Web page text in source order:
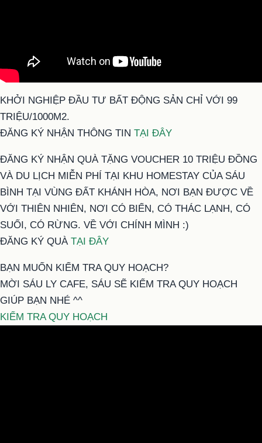
KHỞI NGHIỆP ĐẦU TƯ BẤT ĐỘNG SẢN CHỈ VỚI 99
TRIỆU/1000M2.
ĐĂNG KÝ NHẬN THÔNG TIN TẠI ĐÂY
ĐĂNG KÝ NHẬN QUÀ TẶNG VOUCHER 10 TRIỆU ĐỒNG
VÀ DU LỊCH MIỄN PHÍ TẠI KHU HOMESTAY CỦA SÁU
BÌNH TẠI VÙNG ĐẤT KHÁNH HÒA, NƠI BẠN ĐƯỢC VỀ
VỚI THIÊN NHIÊN, NƠI CÓ BIỂN, CÓ THÁC LẠNH, CÓ
SUỐI, CÓ RỪNG. VỀ VỚI CHÍNH MÌNH :)
ĐĂNG KÝ QUÀ TẠI ĐÂY
BẠN MUỐN KIỂM TRA QUY HOẠCH?
MỜI SÁU LY CAFE, SÁU SẼ KIỂM TRA QUY HOẠCH
GIÚP BẠN NHÉ ^^
KIỂM TRA QUY HOẠCH